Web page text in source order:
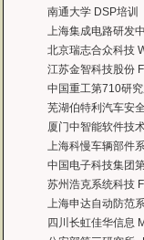
南通大学 DSP培训
上海集成电路研发
北京瑞志合众科技
江苏金智科技股份
中国重工第710研
芜湖伯特利汽车安
厦门中智能软件技
上海科慢车辆部件
中国电子科技集团
苏州浩克系统科技
上海申达自动防范
四川长虹佳华信息